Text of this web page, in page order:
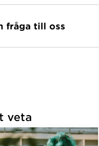
fråga till oss
veta